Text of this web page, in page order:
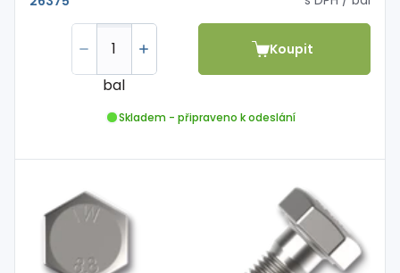
bal
Koupit
Skladem - připraveno k odeslání